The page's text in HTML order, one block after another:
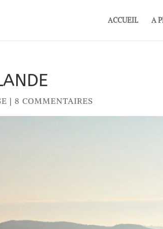
ACCUEIL A
|8 COMMENTAIRES